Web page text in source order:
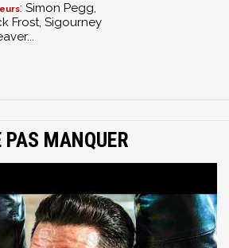
: Simon Pegg,
Frost, Sigourney
MANQUER